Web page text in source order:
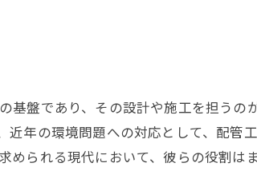
基盤であり、その設計や施工を担うの
年の環境問題への対応として、配管
められる現代において、彼らの役割は